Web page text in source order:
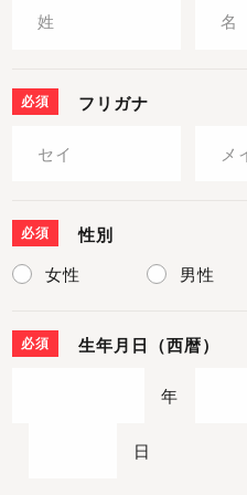
必須 フリガナ
必須 性別
女性 男性
必須 生年月日（西暦）
年
日